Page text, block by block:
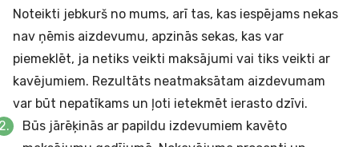
Noteikti jebkurš no mums, arī tas, kas iespējams nekas
nav ņēmis aizdevumu, apzinās sekas, kas var
piemeklēt, ja netiks veikti maksājumi vai tiks veikti ar
kavējumiem. Rezultāts neatmaksātam aizdevumam
var būt nepatīkams un ļoti ietekmēt ierasto dzīvi.
Būs jārēķinās ar papildu izdevumiem kavēto